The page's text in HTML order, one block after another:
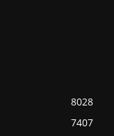
8028
7407